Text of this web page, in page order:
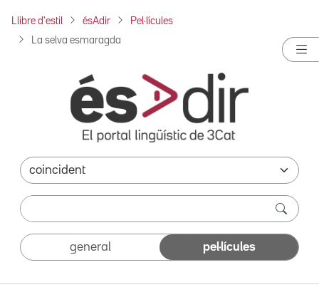
Llibre d'estil ésAdir Pel·lícules
La selva esmaragda
general pel·lícules